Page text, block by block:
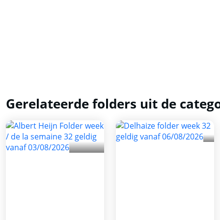
Gerelateerde folders uit de